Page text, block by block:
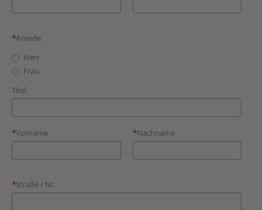
Anrede
Herr
Frau
Titel
Vorname Nachname
Straße / Nr.